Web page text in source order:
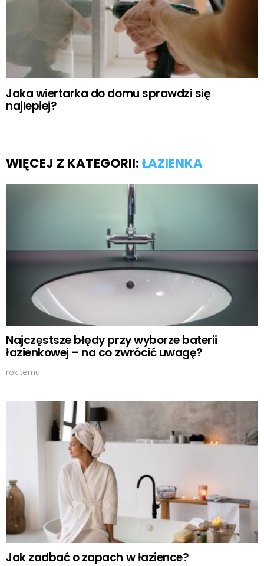
Jaka wiertarka do domu sprawdzi się
najlepiej?
WIĘCEJ Z KATEGORII: ŁAZIENKA
Najczęstsze błędy przy wyborze baterii
łazienkowej – na co zwrócić uwagę?
rok temu
Jak zadbać o zapach w łazience?